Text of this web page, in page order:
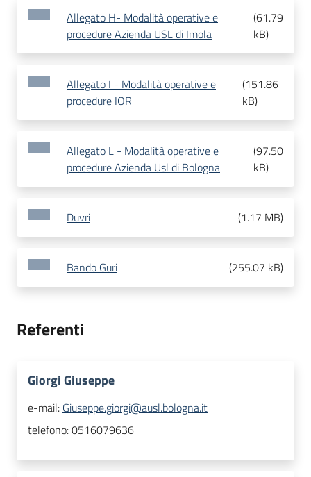
Allegato H- Modalità operative e
procedure Azienda USL di Imola
(61.79
kB)
Allegato I - Modalità operative e
procedure IOR
(151.86
kB)
Allegato L - Modalità operative e
procedure Azienda Usl di Bologna
(97.50
kB)
Duvri (1.17 MB)
Bando Guri (255.07 kB)
Referenti
Giorgi Giuseppe
e-mail: Giuseppe.giorgi@ausl.bologna.it
telefono:0516079636